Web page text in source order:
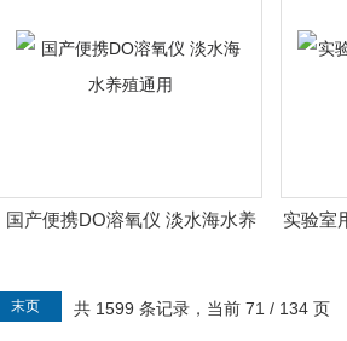
国产便携DO溶氧仪 淡水海水养
实验室
共 1599 条记录，当前 71 / 134 页
末页